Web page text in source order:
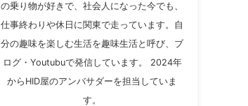
の乗り物が好きで、社会人になった今でも、
仕事終わりや休日に関東で走っています。自
分の趣味を楽しむ生活を趣味生活と呼び、ブ
ログ・Youtubuで発信しています。 2024年
からHID屋のアンバサダーを担当していま
す。